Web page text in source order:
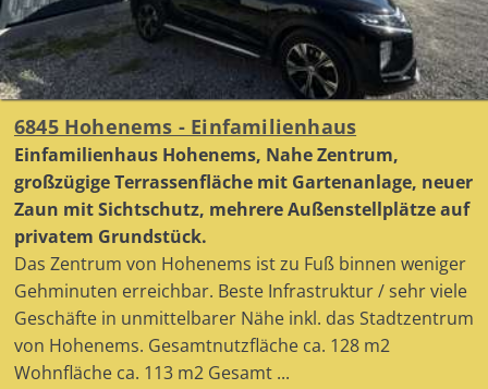
6845 Hohenems - Einfamilienhaus
Einfamilienhaus Hohenems, Nahe Zentrum,
großzügige Terrassenfläche mit Gartenanlage, neuer
Zaun mit Sichtschutz, mehrere Außenstellplätze auf
privatem Grundstück.
Das Zentrum von Hohenems ist zu Fuß binnen weniger
Gehminuten erreichbar. Beste Infrastruktur / sehr viele
Geschäfte in unmittelbarer Nähe inkl. das Stadtzentrum
von Hohenems. Gesamtnutzfläche ca. 128 m2
Wohnfläche ca. 113 m2 Gesamt ...